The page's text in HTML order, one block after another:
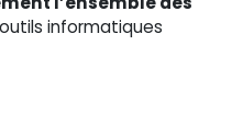
informatiques